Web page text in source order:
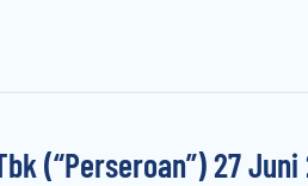
(“Perseroan”) 27